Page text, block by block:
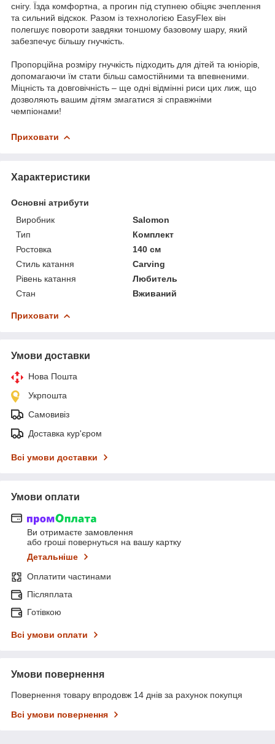
снігу. Їзда комфортна, а прогин під ступнею обіцяє зчеплення
та сильний відскок. Разом із технологією EasyFlex він
полегшує повороти завдяки тоншому базовому шару, який
забезпечує більшу гнучкість.
Пропорційна розміру гнучкість підходить для дітей та юніорів,
допомагаючи їм стати більш самостійними та впевненими.
Міцність та довговічність – ще одні відмінні риси цих лиж, що
дозволяють вашим дітям змагатися зі справжніми
чемпіонами!
Приховати
Характеристики
Основні атрибути
Виробник
Salomon
Тип
Комплект
Ростовка
140 см
Стиль катання
Carving
Рівень катання
Любитель
Стан
Вживаний
Приховати
Умови доставки
Нова Пошта
Укрпошта
Самовивіз
Доставка кур'єром
Всі умови доставки
Умови оплати
Ви отримаєте замовлення
або гроші повернуться на вашу картку
Детальніше
Оплатити частинами
Післяплата
Готівкою
Всі умови оплати
Умови повернення
Повернення товару впродовж 14 днів за рахунок покупця
Всі умови повернення